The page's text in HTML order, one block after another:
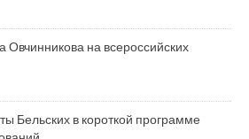
Овчинникова на всероссийских
Бельских в короткой программе